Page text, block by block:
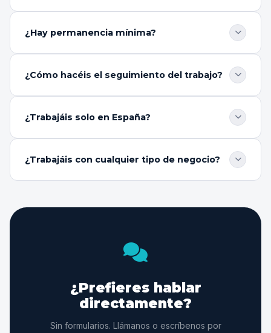
primeros datos llegan en días. En SEO, resultados
¿Hay permanencia mínima?
cancelas cuando quieras. Para servicios continuos
¿Cómo hacéis el seguimiento del trabajo?
reuniones de seguimiento regulares. Transparencia
¿Trabajáis solo en España?
trabajar con cualquier negocio independientemente
¿Trabajáis con cualquier tipo de negocio?
¿Prefieres hablar
directamente?
Sin formularios. Llámanos o escríbenos por